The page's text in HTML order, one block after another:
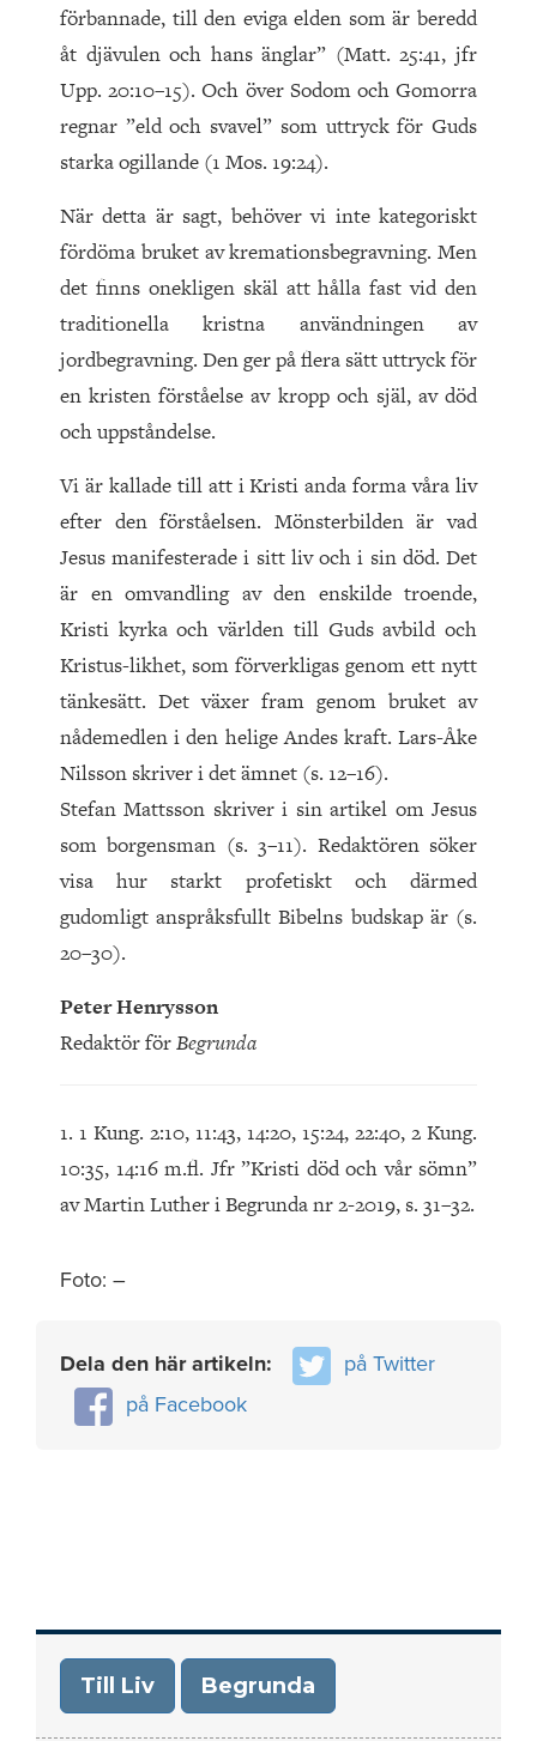
förbannade, till den eviga elden som är beredd
åt djävulen och hans änglar” (Matt. 25:41, jfr
Upp. 20:10–15). Och över Sodom och Gomorra
regnar ”eld och svavel” som uttryck för Guds
starka ogillande (1 Mos. 19:24).
När detta är sagt, behöver vi inte kategoriskt
fördöma bruket av kremations­begravning. Men
det finns onekligen skäl att hålla fast vid den
traditionella kristna användningen av
jordbegravning. Den ger på flera sätt uttryck för
en kristen förståelse av kropp och själ, av död
och uppståndelse.
Vi är kallade till att i Kristi anda forma våra liv
efter den förståelsen. Mönsterbilden är vad
Jesus manifesterade i sitt liv och i sin död. Det
är en omvandling av den enskilde troende,
Kristi kyrka och världen till Guds avbild och
Kristus-likhet, som förverkligas genom ett nytt
tänkesätt. Det växer fram genom bruket av
nådemedlen i den helige Andes kraft. Lars-Åke
Nilsson skriver i det ämnet (s. 12–16).
Stefan Mattsson skriver i sin artikel om Jesus
som borgensman (s. 3–11). Redaktören söker
visa hur starkt profetiskt och därmed
gudomligt anspråksfullt Bibelns budskap är (s.
20–30).
Peter Henrysson
Redaktör förBegrunda
1. 1 Kung. 2:10, 11:43, 14:20, 15:24, 22:40, 2 Kung.
10:35, 14:16 m.fl. Jfr ”Kristi död och vår sömn”
av Martin Luther i Begrunda nr 2-2019, s. 31–32.
Foto: –
Dela den här artikeln:
på Twitter
på Facebook
Till Liv Begrunda